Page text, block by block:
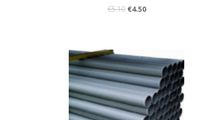
€5.10 €4.50